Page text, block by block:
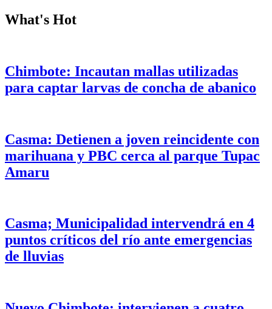
What's Hot
Chimbote: Incautan mallas utilizadas
para captar larvas de concha de abanico
Casma: Detienen a joven reincidente con
marihuana y PBC cerca al parque Tupac
Amaru
Casma; Municipalidad intervendrá en 4
puntos críticos del río ante emergencias
de lluvias